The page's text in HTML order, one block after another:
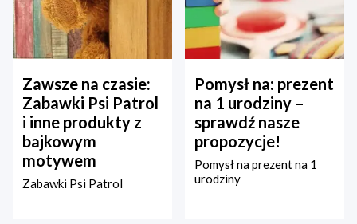
Zawsze na czasie:
Zabawki Psi Patrol
i inne produkty z
bajkowym
motywem
Zabawki Psi Patrol
Pomysł na: prezent
na 1 urodziny –
sprawdź nasze
propozycje!
Pomysł na prezent na 1
urodziny